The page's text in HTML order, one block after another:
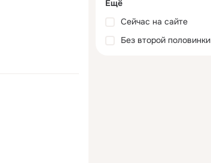
Ещё
Сейчас на сайте
Без второй половинки